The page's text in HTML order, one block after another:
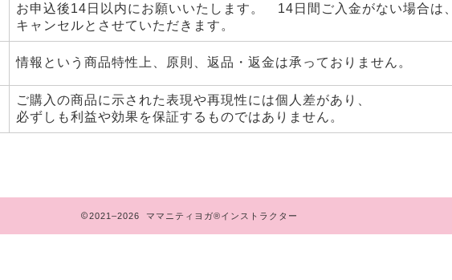
お申込後14日以内にお願いいたします。 14日間ご入金がない場合は、
キャンセルとさせていただきます。
情報という商品特性上、原則、返品・返金は承っておりません。
ご購入の商品に示された表現や再現性には個人差があり、
必ずしも利益や効果を保証するものではありません。
2021–2026 ママニティヨガ®️インストラクター